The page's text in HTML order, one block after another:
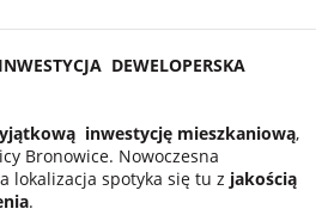
DEWELOPERSKA
inwestycję mieszkaniową,
Bronowice. Nowoczesna
lokalizacja spotyka się tu z jakością
.